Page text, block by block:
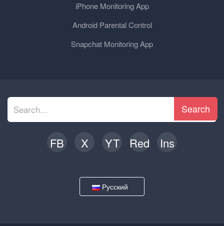
iPhone Monitoring App
Android Parental Control
Snapchat Monitoring App
Search
FB X YT Red Ins
Русский